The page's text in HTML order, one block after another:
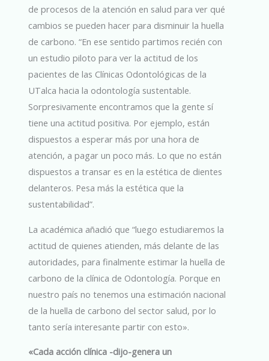
de procesos de la atención en salud para ver qué
cambios se pueden hacer para disminuir la huella
de carbono. “En ese sentido partimos recién con
un estudio piloto para ver la actitud de los
pacientes de las Clínicas Odontológicas de la
UTalca hacia la odontología sustentable.
Sorpresivamente encontramos que la gente sí
tiene una actitud positiva. Por ejemplo, están
dispuestos a esperar más por una hora de
atención, a pagar un poco más. Lo que no están
dispuestos a transar es en la estética de dientes
delanteros. Pesa más la estética que la
sustentabilidad”.
La académica añadió que “luego estudiaremos la
actitud de quienes atienden, más delante de las
autoridades, para finalmente estimar la huella de
carbono de la clínica de Odontología. Porque en
nuestro país no tenemos una estimación nacional
de la huella de carbono del sector salud, por lo
tanto sería interesante partir con esto».
«Cada acción clínica -dijo-genera un